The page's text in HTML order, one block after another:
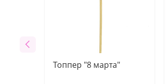
Топпер "8 марта"